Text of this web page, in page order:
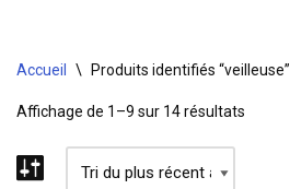
Accueil \ Produits identifiés “veilleuse”
Affichage de 1–9 sur 14 résultats